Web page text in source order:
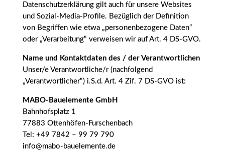
Datenschutzerklärung gilt auch für unsere Websites
und Sozial-Media-Profile. Bezüglich der Definition
von Begriffen wie etwa „personenbezogene Daten“
oder „Verarbeitung“ verweisen wir auf Art. 4 DS-GVO.
Name und Kontaktdaten des / der Verantwortlichen
Unser/e Verantwortliche/r (nachfolgend
„Verantwortlicher“) i.S.d. Art. 4 Zif. 7 DS-GVO ist:
MABO-Bauelemente GmbH
Bahnhofsplatz 1
77883 Ottenhöfen-Furschenbach
Tel: +49 7842 – 99 79 790
info@mabo-bauelemente.de